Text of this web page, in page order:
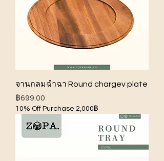
จานกลมฉำฉา Round chargev plate
ราคา
฿699.00
10% Off Purchase 2,000฿